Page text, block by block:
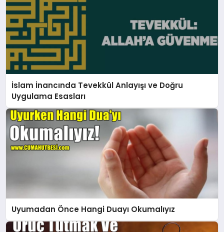
İslam İnancında Tevekkül Anlayışı ve Doğru
Uygulama Esasları
Uyumadan Önce Hangi Duayı Okumalıyız